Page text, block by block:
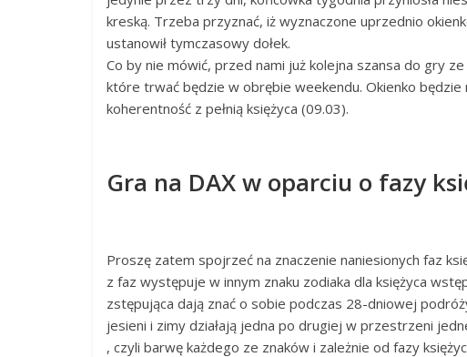
kreską. Trzeba przyznać, iż wyznaczone uprzednio
ustanowił tymczasowy dołek.
Co by nie mówić, przed nami już kolejna szansa do gry
które trwać będzie w obrębie weekendu. Okienko będzie
koherentność z pełnią księżyca (09.03).
Gra na DAX w oparciu o fazy
Proszę zatem spojrzeć na znaczenie naniesionych faz
z faz występuje w innym znaku zodiaka dla księżyca
zstępująca dają znać o sobie podczas 28-dniowej
jesieni i zimy działają jedna po drugiej w przestrzeni
, czyli barwę każdego ze znaków i zależnie od fazy